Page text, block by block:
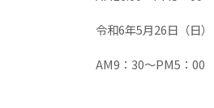
令和6年5月26日（日）
AM9：30～PM5：00